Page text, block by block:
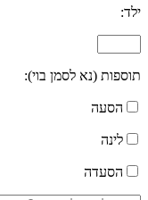
ילד:
תוספות (נא לסמן בוי):
הסעה
לינה
הסעדה